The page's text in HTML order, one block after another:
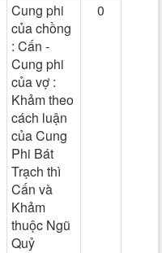
Cung phi
của chồng
: Cấn -
Cung phi
của vợ :
Khảm theo
cách luận
của Cung
Phi Bát
Trạch thì
Cấn và
Khảm
thuộc Ngũ
Quỷ
0